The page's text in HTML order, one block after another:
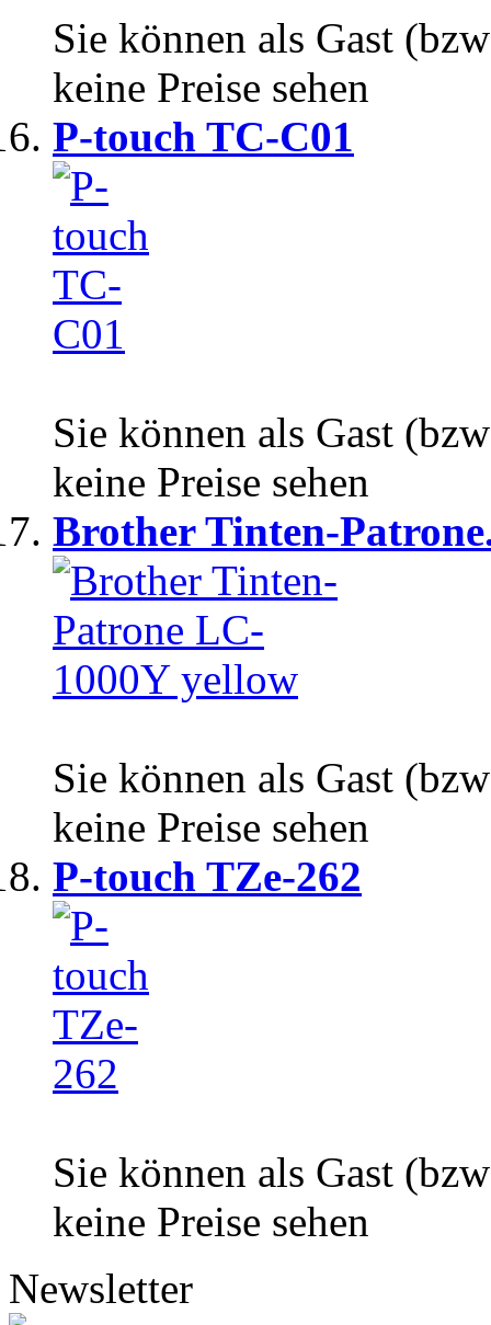
Sie können als Gast
keine Preise sehen
P-touch TC-C01
Sie können als Gast
keine Preise sehen
Brother Tinten-
Sie können als Gast
keine Preise sehen
P-touch TZe-262
Sie können als Gast
keine Preise sehen
Newsletter